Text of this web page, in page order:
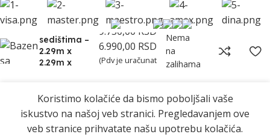
Koristimo kolačiće da bismo poboljšali vaše
iskustvo na našoj veb stranici. Pregledavanjem ove
veb stranice prihvatate našu upotrebu kolačića.
sedištima –
2.29m x
2.29m x
9.750,00 RSD
6.990,00 RSD
(Pdv je uračunat
Nema
na
zalihama